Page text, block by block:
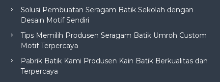
Solusi Pembuatan Seragam Batik Sekolah dengan
Desain Motif Sendiri
Tips Memilih Produsen Seragam Batik Umroh Custom
Motif Terpercaya
Pabrik Batik Kami Produsen Kain Batik Berkualitas dan
Terpercaya